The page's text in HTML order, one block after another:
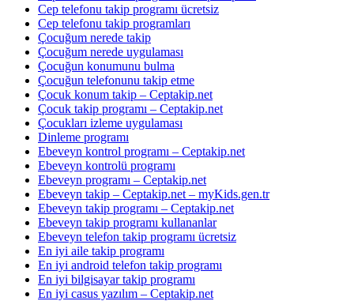
Cep telefonu takip programı ücretsiz
Cep telefonu takip programları
Çocuğum nerede takip
Çocuğum nerede uygulaması
Çocuğun konumunu bulma
Çocuğun telefonunu takip etme
Çocuk konum takip – Ceptakip.net
Çocuk takip programı – Ceptakip.net
Çocukları izleme uygulaması
Dinleme programı
Ebeveyn kontrol programı – Ceptakip.net
Ebeveyn kontrolü programı
Ebeveyn programı – Ceptakip.net
Ebeveyn takip – Ceptakip.net – myKids.gen.tr
Ebeveyn takip programı – Ceptakip.net
Ebeveyn takip programı kullananlar
Ebeveyn telefon takip programı ücretsiz
En iyi aile takip programı
En iyi android telefon takip programı
En iyi bilgisayar takip programı
En iyi casus yazılım – Ceptakip.net